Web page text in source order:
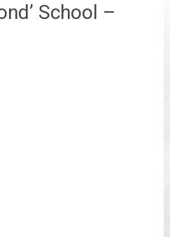
School –